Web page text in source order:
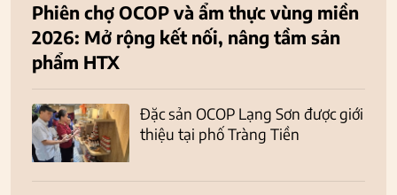
Phiên chợ OCOP và ẩm thực vùng miền
2026: Mở rộng kết nối, nâng tầm sản
phẩm HTX
Đặc sản OCOP Lạng Sơn được giới
thiệu tại phố Tràng Tiền